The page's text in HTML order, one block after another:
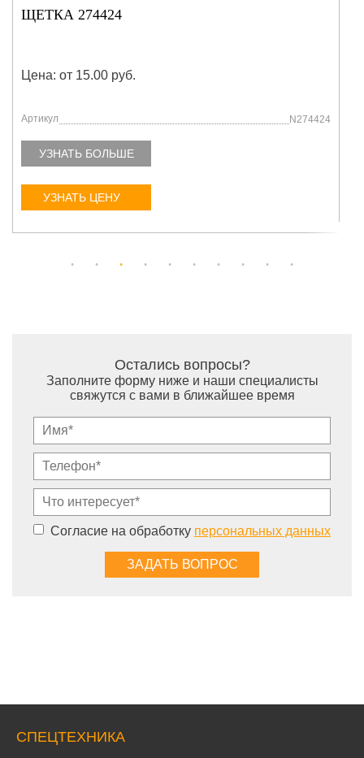
ЩЕТКА 274424
Цена: от 15.00 руб.
Артикул N274424
УЗНАТЬ БОЛЬШЕ
УЗНАТЬ ЦЕНУ
Остались вопросы?
Заполните форму ниже и наши специалисты
свяжутся с вами в ближайшее время
Согласие на обработку персональных данных
СПЕЦТЕХНИКА